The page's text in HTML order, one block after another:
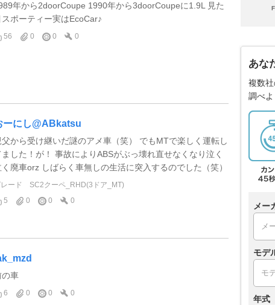
年から2doorCoupe 1990年から3doorCoupeに1.9L 見た
スポーティー実はEcoCar♪
56 0 0 0
ーにし@ABkatsu
父から受け継いだ謎のアメ車（笑） でもMTで楽しく運転し
ました！が！ 事故によりABSがぶっ壊れ直せなくなり泣く
く廃車orz しばらく車無しの生活に突入するのでした（笑）
ード
SC2クーペ_RHD(3ドア_MT)
5
0 0 0
の車
6 0 0 0
あな
複数
調べよ
メー
モデ
年式